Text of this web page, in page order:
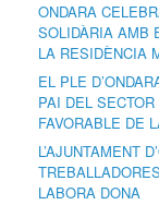
ONDARA
SOLIDÀRIA AMB
LA RESIDÈNCIA
EL PLE
PAI DEL
FAVORABLE DE
L’AJUNTAMENT
LABORA DONA